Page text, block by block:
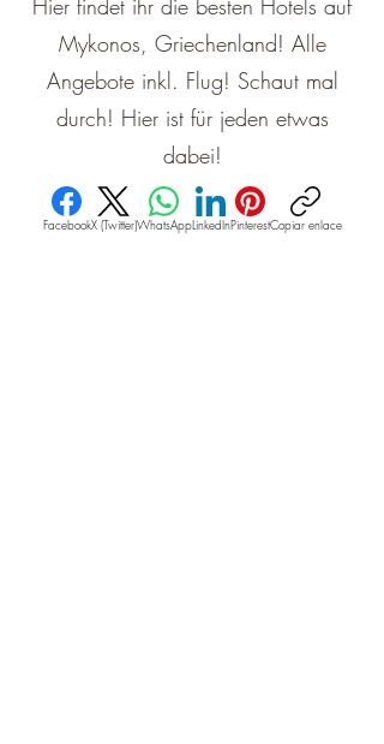
Hier findet ihr die besten Hotels auf
Mykonos, Griechenland! Alle
Angebote inkl. Flug! Schaut mal
durch! Hier ist für jeden etwas
dabei!
FacebookX (Twitter)WhatsAppLinkedInPinterestCopiar enlace